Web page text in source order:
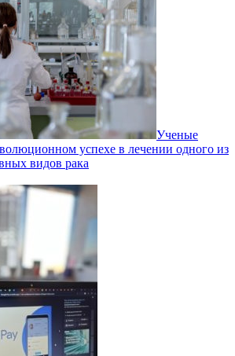
Ученые
успехе в лечении одного из
видов рака